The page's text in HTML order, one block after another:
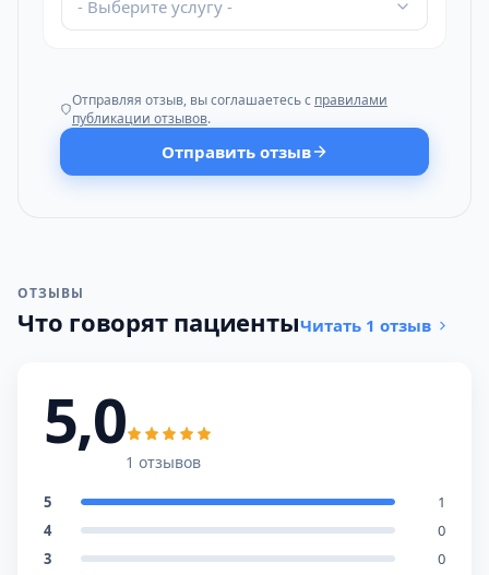
- Выберите услугу -
Отправляя отзыв, вы соглашаетесь с правилами
публикации отзывов.
Отправить отзыв
ОТЗЫВЫ
Что говорят пациентыЧитать 1 отзыв
5,0
1 отзывов
5
1
4
0
3
0